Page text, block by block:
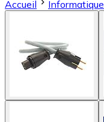
Accueil
Informatique